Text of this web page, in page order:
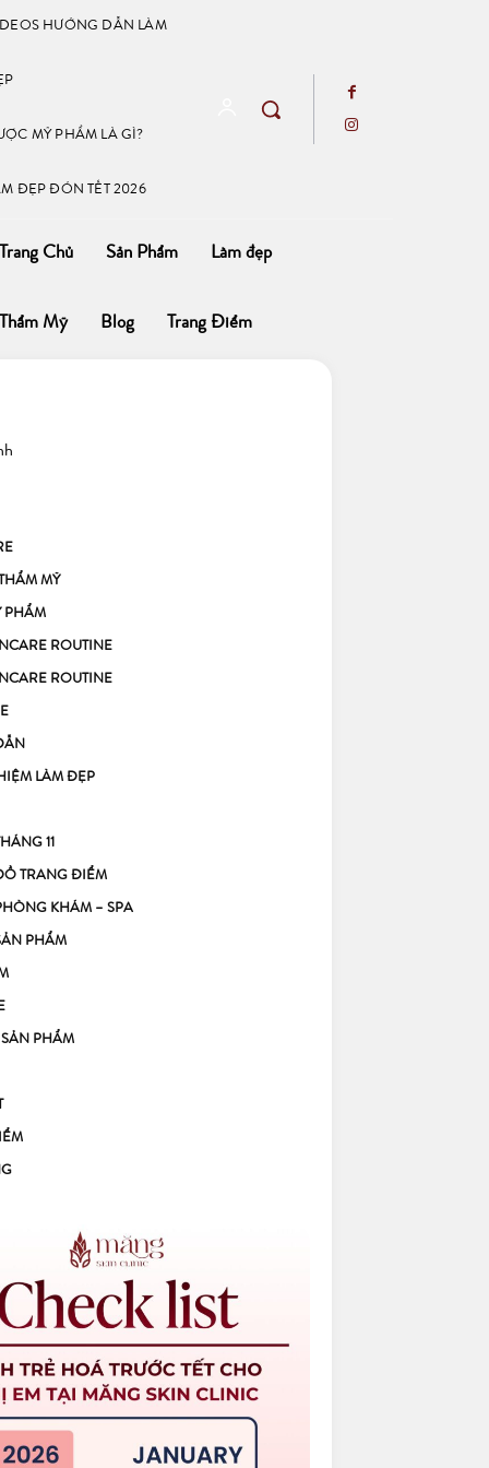
HƯỚNG DẪN LÀM
MỸ PHẨM LÀ GÌ?
ĐẸP ĐÓN TẾT 2026
Chủ Sản Phẩm Làm đẹp
Mỹ Blog Trang Điểm
MỸ
PHẨM
ROUTINE
ROUTINE
LÀM ĐẸP
11
TRANG ĐIỂM
KHÁM – SPA
PHẨM
PHẨM